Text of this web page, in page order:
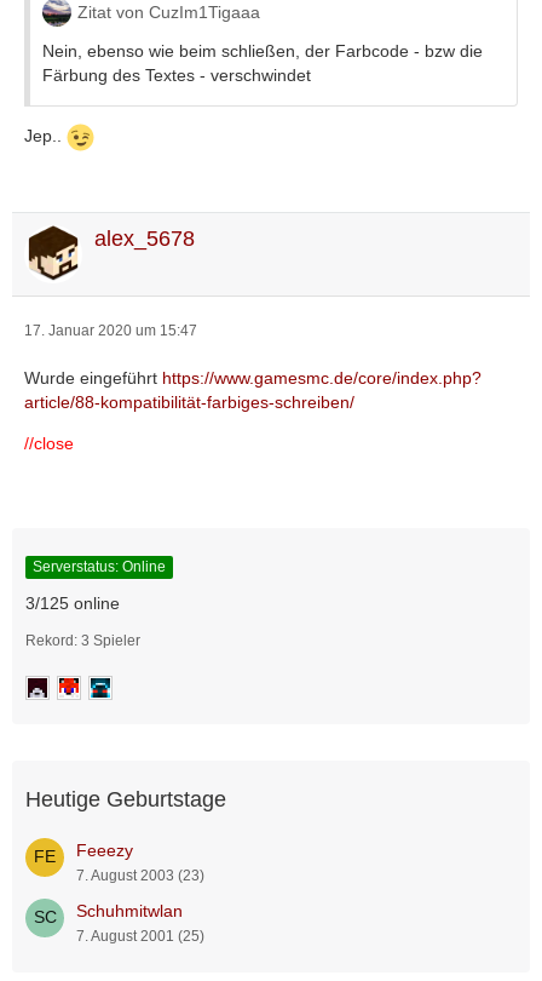
Zitat von CuzIm1Tigaaa
Nein, ebenso wie beim schließen, der Farbcode - bzw die
Färbung des Textes - verschwindet
Jep..
alex_5678
17. Januar 2020 um 15:47
Wurde eingeführt https://www.gamesmc.de/core/index.php?
article/88-kompatibilität-farbiges-schreiben/
//close
Serverstatus: Online
3/125 online
Rekord: 3 Spieler
Heutige Geburtstage
Feeezy
7. August 2003 (23)
Schuhmitwlan
7. August 2001 (25)